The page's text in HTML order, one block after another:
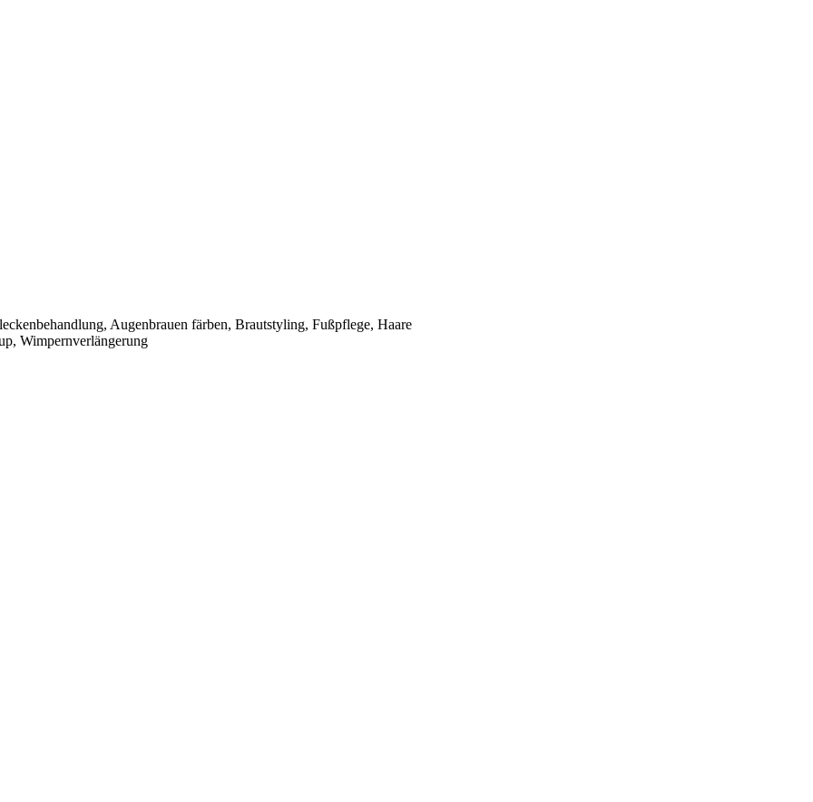
Augenbrauen färben, Brautstyling, Fußpflege, Haare
Wimpernverlängerung